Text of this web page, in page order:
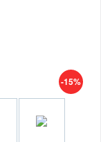
-15%